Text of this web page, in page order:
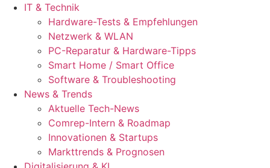
IT & Technik
Hardware-Tests & Empfehlungen
Netzwerk & WLAN
PC-Reparatur & Hardware-Tipps
Smart Home / Smart Office
Software & Troubleshooting
News & Trends
Aktuelle Tech-News
Comrep-Intern & Roadmap
Innovationen & Startups
Markttrends & Prognosen